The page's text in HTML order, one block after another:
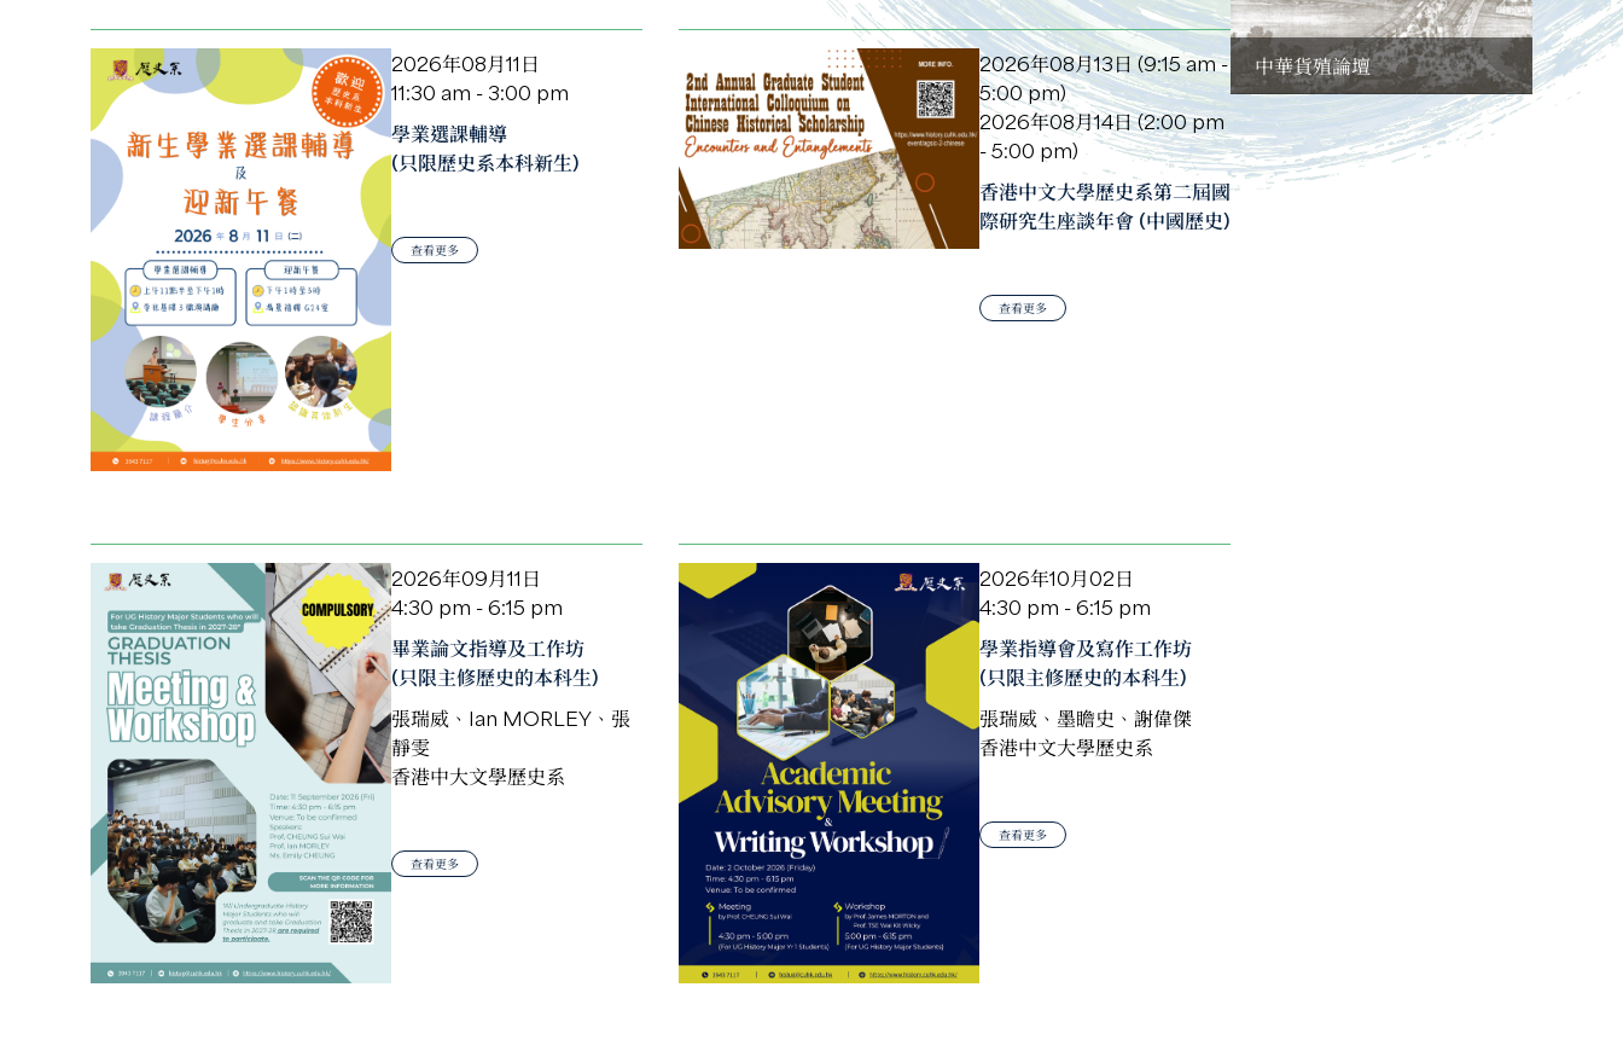
2026年08月11日
11:30 am - 3:00 pm
學業選課輔導
(只限歷史系本科新生)
查看更多
2026年08月13日 (9:15 am -
5:00 pm)
2026年08月14日 (2:00 pm
- 5:00 pm)
香港中文大學歷史系第二屆國
際研究生座談年會 (中國歷史)
查看更多
2026年09月11日
4:30 pm - 6:15 pm
畢業論文指導及工作坊
(只限主修歷史的本科生)
張瑞威、Ian MORLEY、張
靜雯
香港中大文學歷史系
查看更多
2026年10月02日
4:30 pm - 6:15 pm
學業指導會及寫作工作坊
(只限主修歷史的本科生)
張瑞威、墨瞻史、謝偉傑
香港中文大學歷史系
查看更多
中華貨殖論壇